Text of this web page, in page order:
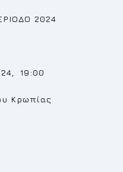
2024
19:00
Κρωπίας